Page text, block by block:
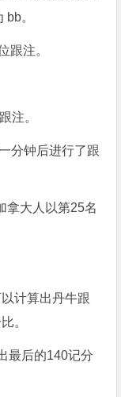
。
跟注。
注。
分钟后进行了跟
拿大人以第25名
计算出丹牛跟
。
最后的140记分